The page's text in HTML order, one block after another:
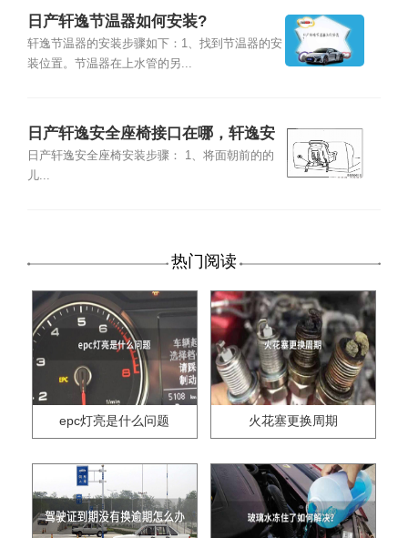
日产轩逸节温器如何安装?
轩逸节温器的安装步骤如下：1、找到节温器的安
装位置。节温器在上水管的另...
日产轩逸安全座椅接口在哪，轩逸安
全座椅安装步骤
日产轩逸安全座椅安装步骤： 1、将面朝前的的
儿...
热门阅读
epc灯亮是什么问题 火花塞更换周期